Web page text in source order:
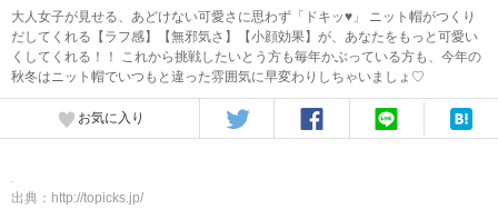
大人女子が見せる、あどけない可愛さに思わず「ドキッ♥」 ニット帽がつくり
だしてくれる【ラフ感】【無邪気さ】【小顔効果】が、あなたをもっと可愛い
くしてくれる！！ これから挑戦したいとう方も毎年かぶっている方も、今年の
秋冬はニット帽でいつもと違った雰囲気に早変わりしちゃいましょ♡
お気に入り
出典： http://topicks.jp/